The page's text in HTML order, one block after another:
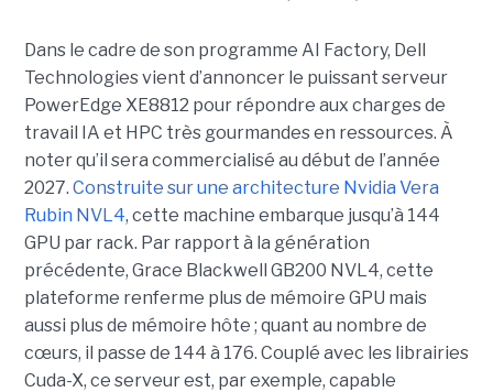
Dans le cadre de son programme AI Factory, Dell
Technologies vient d’annoncer le puissant serveur
PowerEdge XE8812 pour répondre aux charges de
travail IA et HPC très gourmandes en ressources. À
noter qu’il sera commercialisé au début de l’année
2027. Construite sur une architecture Nvidia Vera
Rubin NVL4, cette machine embarque jusqu’à 144
GPU par rack. Par rapport à la génération
précédente, Grace Blackwell GB200 NVL4, cette
plateforme renferme plus de mémoire GPU mais
aussi plus de mémoire hôte ; quant au nombre de
cœurs, il passe de 144 à 176. Couplé avec les librairies
Cuda-X, ce serveur est, par exemple, capable